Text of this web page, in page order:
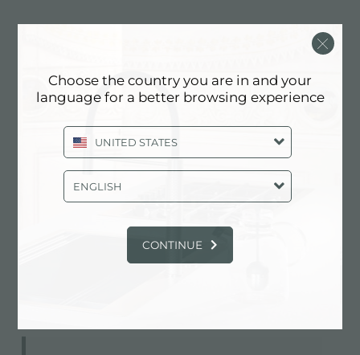
产品编号 8530000
水槽附件
Choose the country you are in and your
language for a better browsing experience
UNITED STATES
ENGLISH
CONTINUE